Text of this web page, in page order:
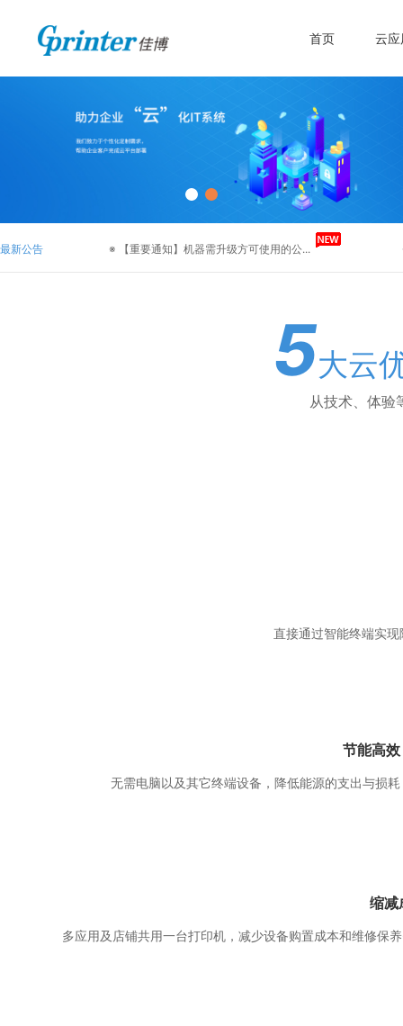
首页 云
最新公告 ※ 【重要通知】机器需升级方可使用的公...
5大云
从技术、体验
直接通过智能终端实
节能高效
无需电脑以及其它终端设备，降低能源的支出与损耗
缩减
多应用及店铺共用一台打印机，减少设备购置成本和维修保